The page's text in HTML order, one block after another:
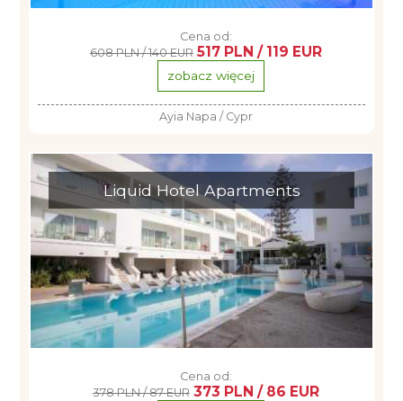
Cena od:
608 PLN / 140 EUR 517 PLN / 119 EUR
zobacz więcej
Ayia Napa / Cypr
Liquid Hotel Apartments
Cena od:
378 PLN / 87 EUR 373 PLN / 86 EUR